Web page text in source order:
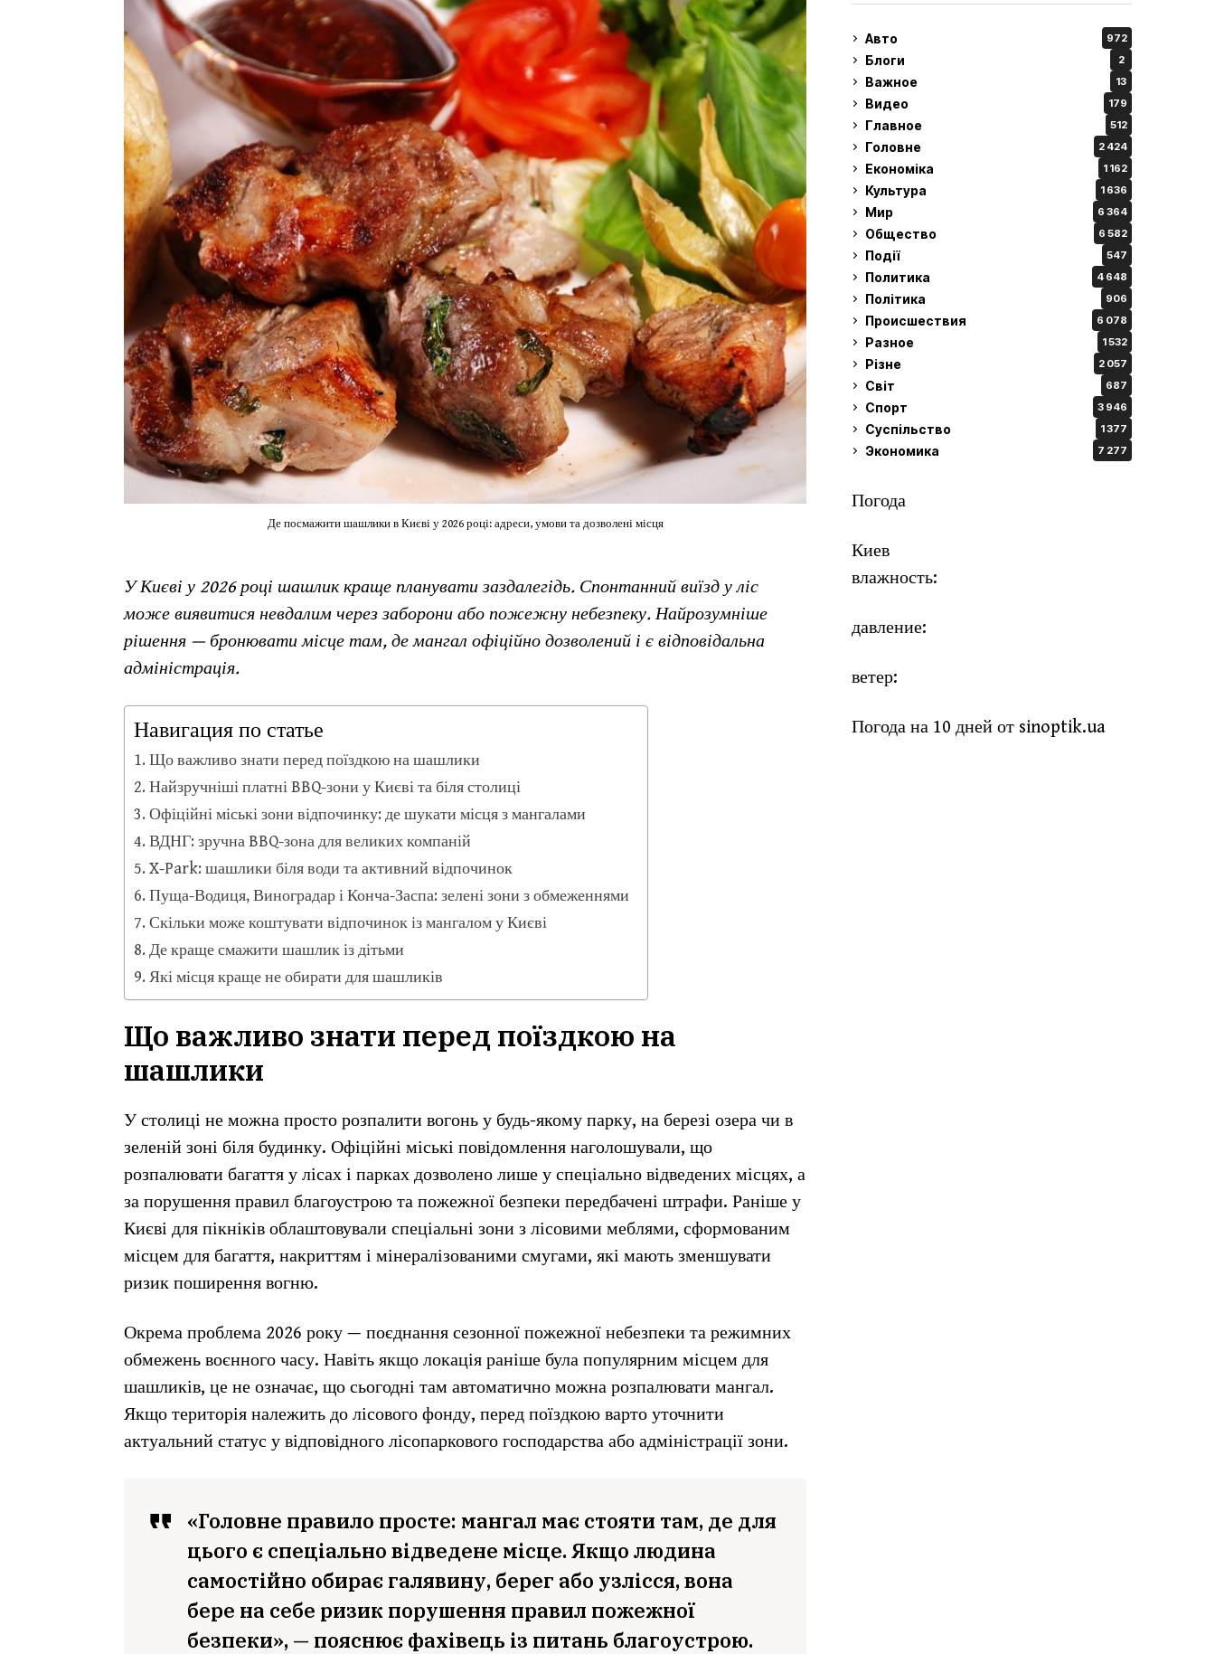
Де посмажити шашлики в Києві у 2026 році: адреси, умови та дозволені місця
У Києві у 2026 році шашлик краще планувати заздалегідь. Спонтанний виїзд у ліс
може виявитися невдалим через заборони або пожежну небезпеку. Найрозумніше
рішення — бронювати місце там, де мангал офіційно дозволений і є відповідальна
адміністрація.
Навигация по статье
Що важливо знати перед поїздкою на шашлики
Найзручніші платні BBQ-зони у Києві та біля столиці
Офіційні міські зони відпочинку: де шукати місця з мангалами
ВДНГ: зручна BBQ-зона для великих компаній
X-Park: шашлики біля води та активний відпочинок
Пуща-Водиця, Виноградар і Конча-Заспа: зелені зони з обмеженнями
Скільки може коштувати відпочинок із мангалом у Києві
Де краще смажити шашлик із дітьми
Які місця краще не обирати для шашликів
Що важливо знати перед поїздкою на
шашлики
У столиці не можна просто розпалити вогонь у будь-якому парку, на березі озера чи в
зеленій зоні біля будинку. Офіційні міські повідомлення наголошували, що
розпалювати багаття у лісах і парках дозволено лише у спеціально відведених місцях, а
за порушення правил благоустрою та пожежної безпеки передбачені штрафи. Раніше у
Києві для пікніків облаштовували спеціальні зони з лісовими меблями, сформованим
місцем для багаття, накриттям і мінералізованими смугами, які мають зменшувати
ризик поширення вогню.
Окрема проблема 2026 року — поєднання сезонної пожежної небезпеки та режимних
обмежень воєнного часу. Навіть якщо локація раніше була популярним місцем для
шашликів, це не означає, що сьогодні там автоматично можна розпалювати мангал.
Якщо територія належить до лісового фонду, перед поїздкою варто уточнити
актуальний статус у відповідного лісопаркового господарства або адміністрації зони.
«Головне правило просте: мангал має стояти там, де для
цього є спеціально відведене місце. Якщо людина
самостійно обирає галявину, берег або узлісся, вона
бере на себе ризик порушення правил пожежної
безпеки», — пояснює фахівець із питань благоустрою.
Авто 972
Блоги 2
Важное 13
Видео 179
Главное 512
Головне 2 424
Економіка 1 162
Культура 1 636
Мир 6 364
Общество 6 582
Події 547
Политика 4 648
Політика 906
Происшествия 6 078
Разное 1 532
Різне 2 057
Світ 687
Спорт 3 946
Суспільство 1 377
Экономика 7 277
Погода
Киев
влажность:
давление:
ветер:
Погода на 10 дней от sinoptik.ua